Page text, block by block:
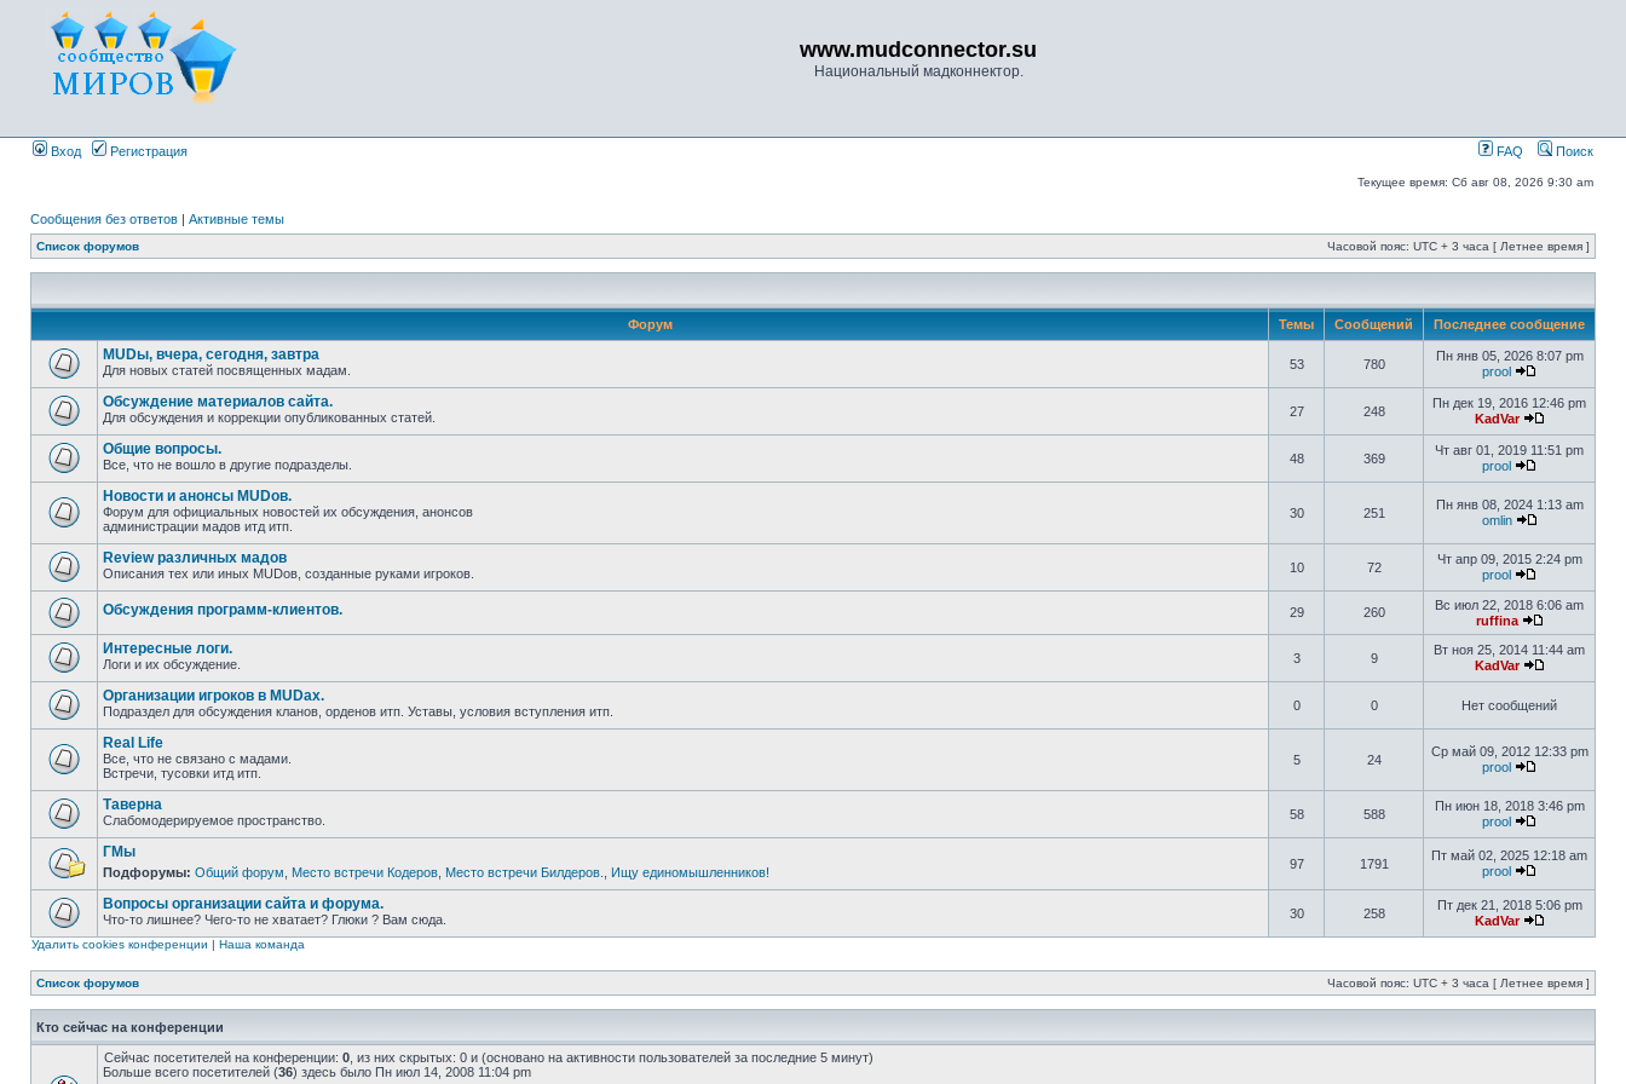
www.mudconnector.su
Национальный мадконнектор.
Вход Регистрация FAQ Поиск
Текущее время: Сб авг 08, 2026 9:30 am
Сообщения без ответов | Активные темы
Список форумов Часовой пояс: UTC + 3 часа [ Летнее время ]
Форум Темы Сообщений Последнее сообщение
MUDы, вчера, сегодня, завтра
Для новых статей посвященных мадам. 53 780
Пн янв 05, 2026 8:07 pm
prool
Обсуждение материалов сайта.
Для обсуждения и коррекции опубликованных статей. 27 248
Пн дек 19, 2016 12:46 pm
KadVar
Общие вопросы.
Все, что не вошло в другие подразделы. 48 369
Чт авг 01, 2019 11:51 pm
prool
Новости и анонсы MUDов.
Форум для официальных новостей их обсуждения, анонсов
администрации мадов итд итп.
30 251
Пн янв 08, 2024 1:13 am
omlin
Review различных мадов
Описания тех или иных MUDов, созданные руками игроков. 10 72
Чт апр 09, 2015 2:24 pm
prool
Обсуждения программ-клиентов. 29 260
Вс июл 22, 2018 6:06 am
ruffina
Интересные логи.
Логи и их обсуждение. 3 9
Вт ноя 25, 2014 11:44 am
KadVar
Организации игроков в MUDах.
Подраздел для обсуждения кланов, орденов итп. Уставы, условия вступления итп. 0 0 Нет сообщений
Real Life
Все, что не связано с мадами.
Встречи, тусовки итд итп.
5 24
Ср май 09, 2012 12:33 pm
prool
Таверна
Слабомодерируемое пространство. 58 588
Пн июн 18, 2018 3:46 pm
prool
ГМы
Подфорумы: Общий форум Место встречи Кодеров Место встречи Билдеров. Ищу единомышленников!
97 1791
Пт май 02, 2025 12:18 am
prool
Вопросы организации сайта и форума.
Что-то лишнее? Чего-то не хватает? Глюки ? Вам сюда. 30 258
Пт дек 21, 2018 5:06 pm
KadVar
Удалить cookies конференции | Наша команда
Список форумов Часовой пояс: UTC + 3 часа [ Летнее время ]
Кто сейчас на конференции
Сейчас посетителей на конференции: 0 , из них скрытых: 0 и (основано на активности пользователей за последние 5 минут)
Больше всего посетителей (36) здесь было Пн июл 14, 2008 11:04 pm